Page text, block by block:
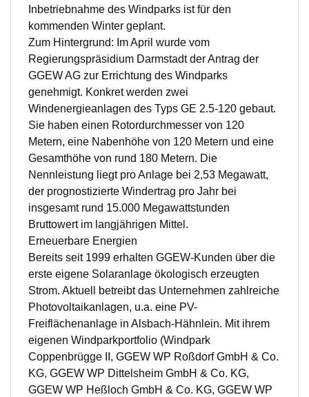
Inbetriebnahme des Windparks ist für den
kommenden Winter geplant.
Zum Hintergrund: Im April wurde vom
Regierungspräsidium Darmstadt der Antrag der
GGEW AG zur Errichtung des Windparks
genehmigt. Konkret werden zwei
Windenergieanlagen des Typs GE 2.5-120 gebaut.
Sie haben einen Rotordurchmesser von 120
Metern, eine Nabenhöhe von 120 Metern und eine
Gesamthöhe von rund 180 Metern. Die
Nennleistung liegt pro Anlage bei 2,53 Megawatt,
der prognostizierte Windertrag pro Jahr bei
insgesamt rund 15.000 Megawattstunden
Bruttowert im langjährigen Mittel.
Erneuerbare Energien
Bereits seit 1999 erhalten GGEW-Kunden über die
erste eigene Solaranlage ökologisch erzeugten
Strom. Aktuell betreibt das Unternehmen zahlreiche
Photovoltaikanlagen, u.a. eine PV-
Freiflächenanlage in Alsbach-Hähnlein. Mit ihrem
eigenen Windparkportfolio (Windpark
Coppenbrügge II, GGEW WP Roßdorf GmbH & Co.
KG, GGEW WP Dittelsheim GmbH & Co. KG,
GGEW WP Heßloch GmbH & Co. KG, GGEW WP